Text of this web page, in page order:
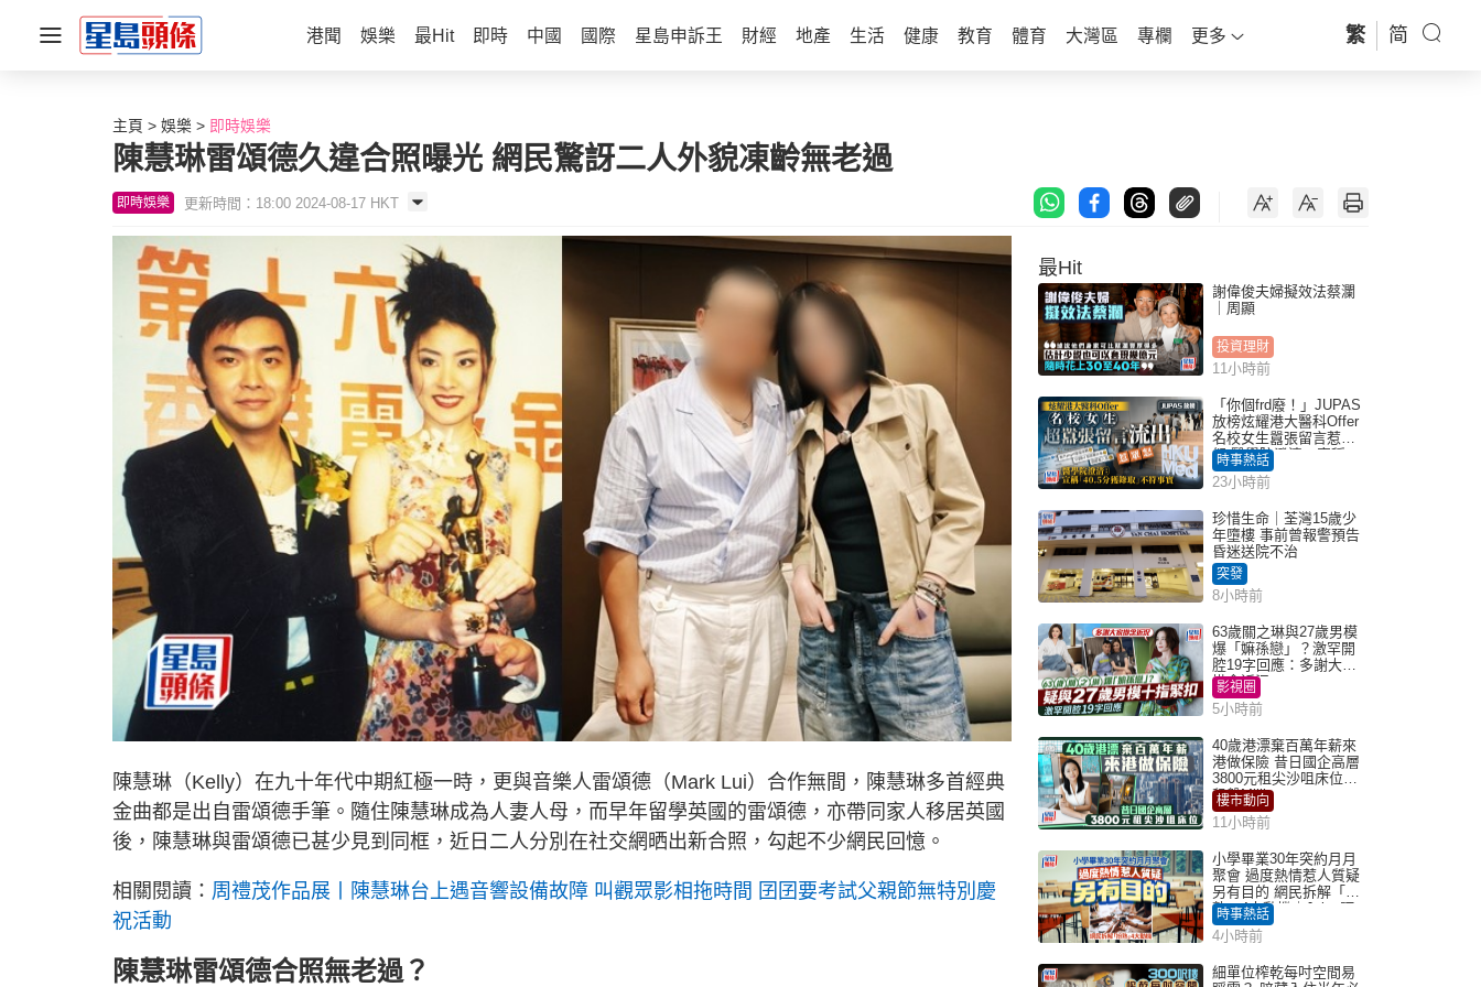
港聞 娛樂 最Hit 即時 中國 國際 星島申訴王 財經 地產 生活 健康 教育 體育 大灣區 專欄 更多 繁 简
主頁 娛樂 即時娛樂
陳慧琳雷頌德久違合照曝光 網民驚訝二人外貌凍齡無老過
即時娛樂 更新時間：18:00 2024-08-17 HKT
陳慧琳（Kelly）在九十年代中期紅極一時，更與音樂人雷頌德（Mark Lui）合作無間，陳慧琳多首經典
金曲都是出自雷頌德手筆。隨住陳慧琳成為人妻人母，而早年留學英國的雷頌德，亦帶同家人移居英國
後，陳慧琳與雷頌德已甚少見到同框，近日二人分別在社交網晒出新合照，勾起不少網民回憶。
相關閱讀： 周禮茂作品展丨陳慧琳台上遇音響設備故障 叫觀眾影相拖時間 囝囝要考試父親節無特別慶
祝活動
陳慧琳雷頌德合照無老過？
最Hit
謝偉俊夫婦擬效法蔡瀾
｜周顯
投資理財
11小時前
「你個frd廢！」JUPAS
放榜炫耀港大醫科Offer
名校女生囂張留言惹眾
怒 醫學院澄清：宣稱
「40.5分獲錄取」不符事
實｜Juicy叮
時事熱話
23小時前
珍惜生命｜荃灣15歲少
年墮樓 事前曾報警預告
昏迷送院不治
突發
8小時前
63歲關之琳與27歲男模
爆「嫲孫戀」？激罕開
腔19字回應：多謝大家
掛念近況
影視圈
5小時前
40歲港漂棄百萬年薪來
港做保險 昔日國企高層
3800元租尖沙咀床位｜
租盤Million
樓市動向
11小時前
小學畢業30年突約月月
聚會 過度熱情惹人質疑
另有目的 網民拆解「扮
熟」4大動機｜Juicy叮
時事熱話
4小時前
細單位榨乾每吋空間易